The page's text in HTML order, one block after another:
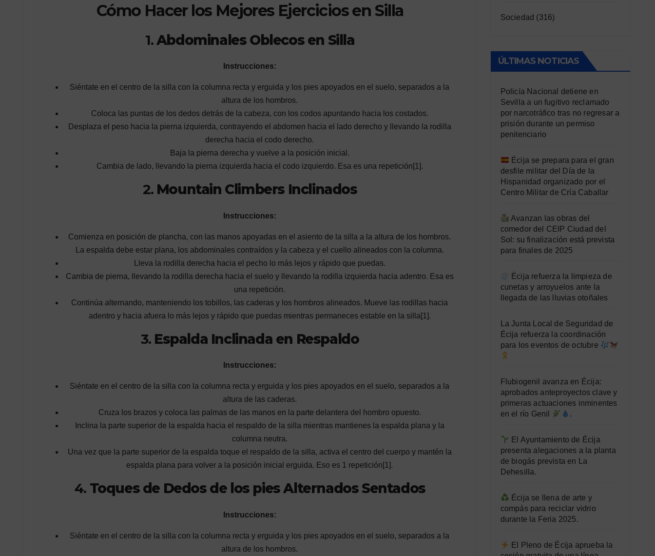
Cómo Hacer los Mejores Ejercicios en Silla
1.Abdominales Oblecos en Silla
Instrucciones:
Siéntate en el centro de la silla con la columna recta y erguida y los pies apoyados en el suelo, separados a la
altura de los hombros.
Coloca las puntas de los dedos detrás de la cabeza, con los codos apuntando hacia los costados.
Desplaza el peso hacia la pierna izquierda, contrayendo el abdomen hacia el lado derecho y llevando la rodilla
derecha hacia el codo derecho.
Baja la pierna derecha y vuelve a la posición inicial.
Cambia de lado, llevando la pierna izquierda hacia el codo izquierdo. Esa es una repetición[1].
2. Mountain Climbers Inclinados
Instrucciones:
Comienza en posición de plancha, con las manos apoyadas en el asiento de la silla a la altura de los hombros.
La espalda debe estar plana, los abdominales contraídos y la cabeza y el cuello alineados con la columna.
Lleva la rodilla derecha hacia el pecho lo más lejos y rápido que puedas.
Cambia de pierna, llevando la rodilla derecha hacia el suelo y llevando la rodilla izquierda hacia adentro. Esa es
una repetición.
Continúa alternando, manteniendo los tobillos, las caderas y los hombros alineados. Mueve las rodillas hacia
adentro y hacia afuera lo más lejos y rápido que puedas mientras permaneces estable en la silla[1].
3. Espalda Inclinada en Respaldo
Instrucciones:
Siéntate en el centro de la silla con la columna recta y erguida y los pies apoyados en el suelo, separados a la
altura de las caderas.
Cruza los brazos y coloca las palmas de las manos en la parte delantera del hombro opuesto.
Inclina la parte superior de la espalda hacia el respaldo de la silla mientras mantienes la espalda plana y la
columna neutra.
Una vez que la parte superior de la espalda toque el respaldo de la silla, activa el centro del cuerpo y mantén la
espalda plana para volver a la posición inicial erguida. Eso es 1 repetición[1].
4. Toques de Dedos de los pies Alternados Sentados
Instrucciones:
Siéntate en el centro de la silla con la columna recta y erguida y los pies apoyados en el suelo, separados a la
altura de los hombros.
Sociedad (316)
ÚLTIMAS NOTICIAS
Policía Nacional detiene en
Sevilla a un fugitivo reclamado
por narcotráfico tras no regresar a
prisión durante un permiso
penitenciario
Écija se prepara para el gran
desfile militar del Día de la
Hispanidad organizado por el
Centro Militar de Cría Caballar
Avanzan las obras del
comedor del CEIP Ciudad del
Sol: su finalización está prevista
para finales de 2025
Écija refuerza la limpieza de
cunetas y arroyuelos ante la
llegada de las lluvias otoñales
La Junta Local de Seguridad de
Écija refuerza la coordinación
para los eventos de octubre
Flubiogenil avanza en Écija:
aprobados anteproyectos clave y
primeras actuaciones inminentes
en el río Genil
.
El Ayuntamiento de Écija
presenta alegaciones a la planta
de biogás prevista en La
Dehesilla.
Écija se llena de arte y
compás para reciclar vidrio
durante la Feria 2025.
El Pleno de Écija aprueba la